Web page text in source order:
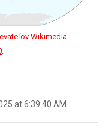
Wikimedia
.
at 6:39:40 AM